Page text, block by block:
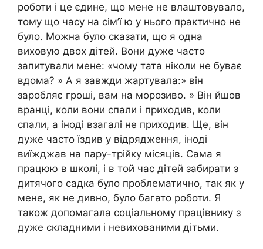
роботи і це єдине, що мене не влаштовувало,
тому що часу на сім’ї ю у нього практично не
було. Можна було сказати, що я одна
виховую двох дітей. Вони дуже часто
запитували мене: «чому тата ніколи не буває
вдома? » А я завжди жартувала:» він
заробляє гроші, вам на морозиво. » Він йшов
вранці, коли вони спали і приходив, коли
спали, а іноді взагалі не приходив. Ще, він
дуже часто їздив у відрядження, іноді
виїжджав на пару-трійку місяців. Сама я
працюю в школі, і в той час дітей забирати з
дитячого садка було проблематично, так як у
мене, як не дивно, було багато роботи. Я
також допомагала соціальному працівнику з
дуже складними і невихованими дітьми.